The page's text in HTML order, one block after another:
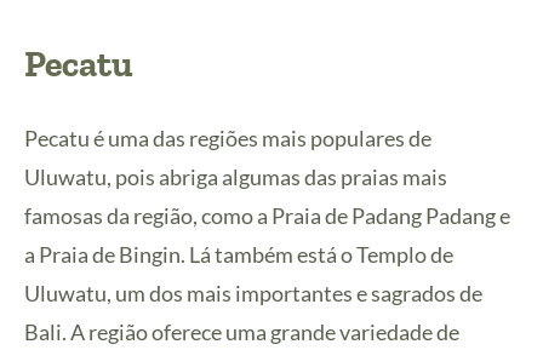
Pecatu
Pecatu é uma das regiões mais populares de
Uluwatu, pois abriga algumas das praias mais
famosas da região, como a Praia de Padang Padang e
a Praia de Bingin. Lá também está o Templo de
Uluwatu, um dos mais importantes e sagrados de
Bali. A região oferece uma grande variedade de